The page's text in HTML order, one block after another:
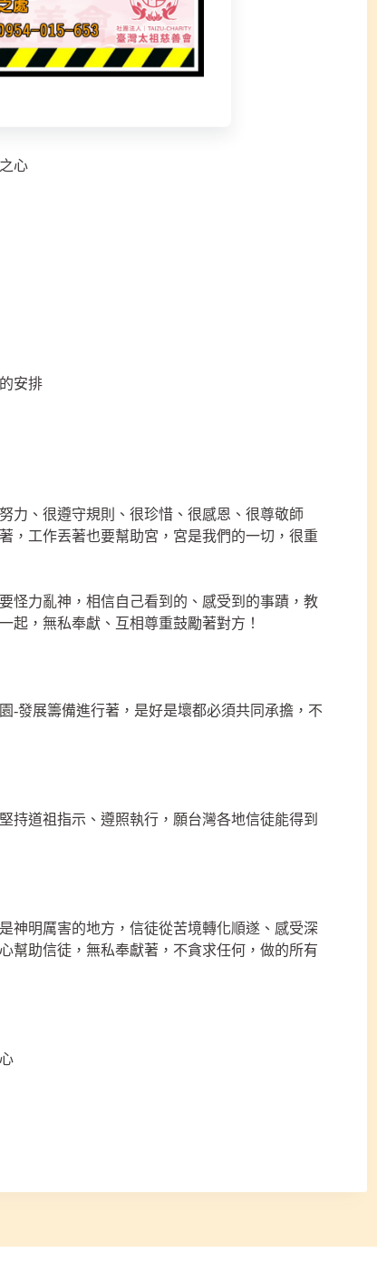
心
安排
力、很遵守規則、很珍惜、很感恩、很尊敬師
，工作丟著也要幫助宮，宮是我們的一切，很重
怪力亂神，相信自己看到的、感受到的事蹟，教
起，無私奉獻、互相尊重鼓勵著對方！
-發展籌備進行著，是好是壞都必須共同承擔，不
持道祖指示、遵照執行，願台灣各地信徒能得到
神明厲害的地方，信徒從苦境轉化順遂、感受深
幫助信徒，無私奉獻著，不貪求任何，做的所有